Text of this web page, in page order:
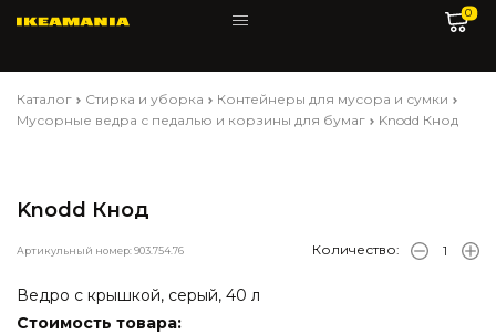
0
Каталог Стирка и уборка
Контейнеры для мусора и сумки
Мусорные ведра с педалью и корзины для бумаг
Knodd Кнод
Knodd Кнод
Артикульный номер: 903.754.76 Количество:
Ведро с крышкой, серый, 40 л
Стоимость товара: